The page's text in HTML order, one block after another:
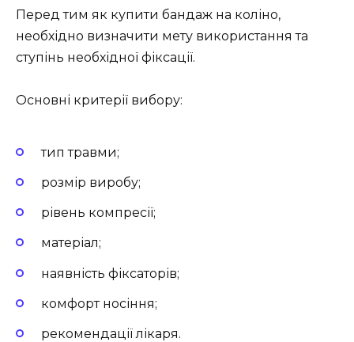
Перед тим як купити бандаж на коліно,
необхідно визначити мету використання та
ступінь необхідної фіксації.
Основні критерії вибору:
тип травми;
розмір виробу;
рівень компресії;
матеріал;
наявність фіксаторів;
комфорт носіння;
рекомендації лікаря.